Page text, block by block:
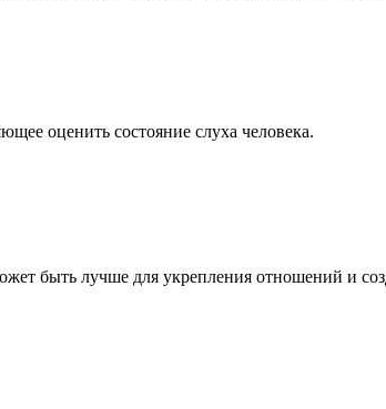
оценить состояние слуха человека.
быть лучше для укрепления отношений и